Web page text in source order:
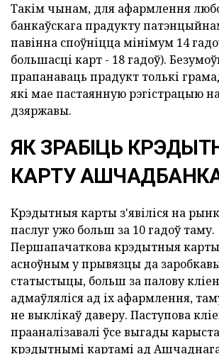
Такім чынам, для афармлення
банкаўскага прадукту
павінна споўніцца мінімум 14
большасці карт - 18 гадоў).
прапанаваць прадукт толькі
які мае пастаянную рэгістрацыю
дзяржавы.
ЯК ЗРАБІЦЬ
КАРТУ
Крэдытныя карты з'явіліся на
паслуг ужо больш за 10 гадоў таму.
Першапачаткова крэдытныя карты
асноўным у прывязцы да
статыстыцы, больш за палову
адмаўляліся ад іх афармлення,
не выклікаў даверу. Паступова
прааналізавалі ўсе выгады
крэдытнымі картамі ад